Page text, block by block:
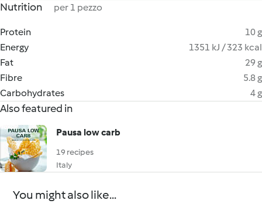
Nutrition per 1 pezzo
Protein
10 g
Energy
1351 kJ / 323 kcal
Fat
29 g
Fibre
5.8 g
Carbohydrates
4 g
Also featured in
Pausa low carb
19 recipes
Italy
You might also like...